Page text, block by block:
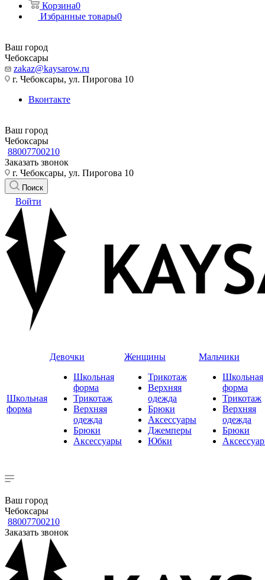
Корзина0
Избранные товары0
Ваш город
Чебоксары
zakaz@kaysarow.ru
г. Чебоксары, ул. Пирогова 10
Вконтакте
Ваш город
Чебоксары
88007700210
Заказать звонок
г. Чебоксары, ул. Пирогова 10
Поиск
Войти
Школьная
форма
Девочки
Школьная
форма
Трикотаж
Верхняя
одежда
Брюки
Аксессуары
Женщины
Трикотаж
Верхняя
одежда
Брюки
Аксессуары
Джемперы
Юбки
Мальчики
Школьная
форма
Трикотаж
Верхняя
одежда
Брюки
Ваш город
Чебоксары
88007700210
Заказать звонок